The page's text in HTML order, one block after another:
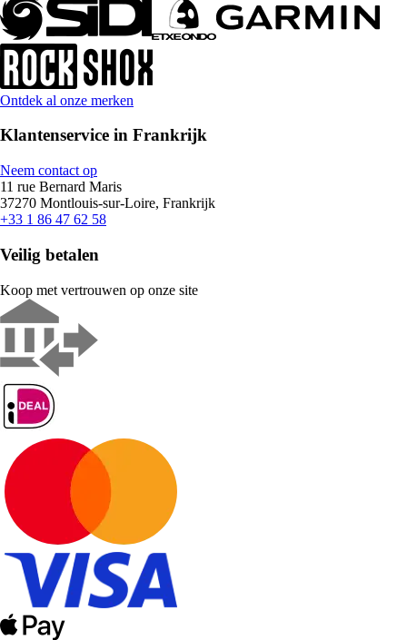
Ontdek al onze merken
Klantenservice in Frankrijk
Neem contact op
11 rue Bernard Maris
37270 Montlouis-sur-Loire, Frankrijk
+33 1 86 47 62 58
Veilig betalen
Koop met vertrouwen op onze site